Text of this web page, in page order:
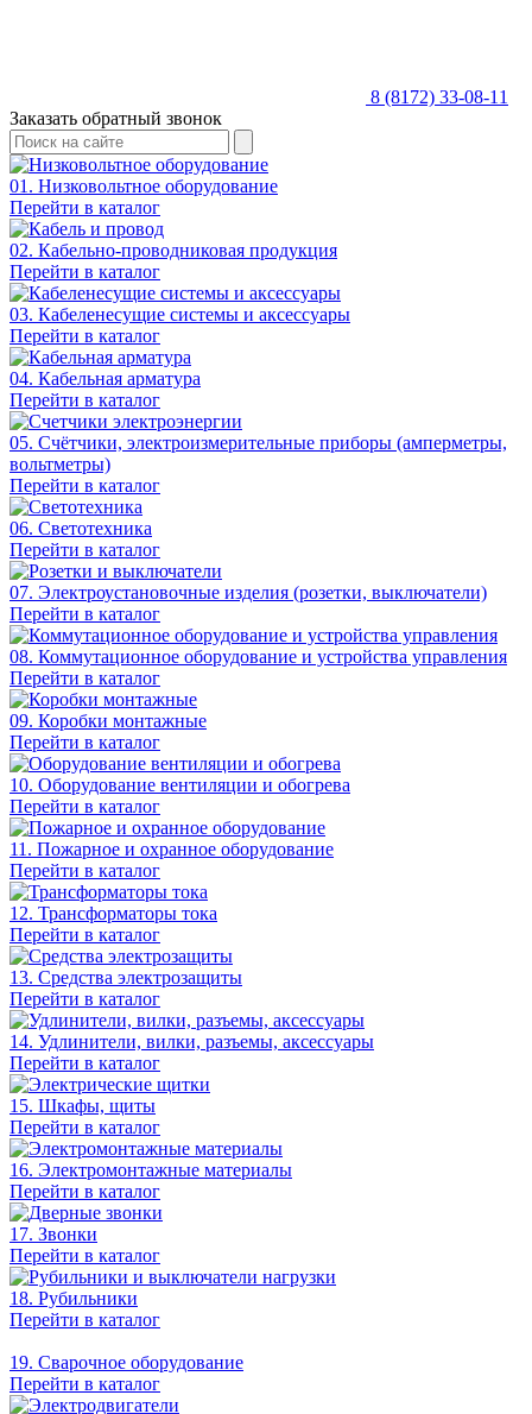
8 (8172) 33-08-11
Заказать обратный звонок
01. Низковольтное оборудование
Перейти в каталог
02. Кабельно-проводниковая продукция
Перейти в каталог
03. Кабеленесущие системы и аксессуары
Перейти в каталог
04. Кабельная арматура
Перейти в каталог
05. Счётчики, электроизмерительные приборы (амперметры,
вольтметры)
Перейти в каталог
06. Светотехника
Перейти в каталог
07. Электроустановочные изделия (розетки, выключатели)
Перейти в каталог
08. Коммутационное оборудование и устройства управления
Перейти в каталог
09. Коробки монтажные
Перейти в каталог
10. Оборудование вентиляции и обогрева
Перейти в каталог
11. Пожарное и охранное оборудование
Перейти в каталог
12. Трансформаторы тока
Перейти в каталог
13. Средства электрозащиты
Перейти в каталог
14. Удлинители, вилки, разъемы, аксессуары
Перейти в каталог
15. Шкафы, щиты
Перейти в каталог
16. Электромонтажные материалы
Перейти в каталог
17. Звонки
Перейти в каталог
18. Рубильники
Перейти в каталог
19. Сварочное оборудование
Перейти в каталог